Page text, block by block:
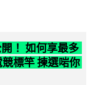
！ 如何享最多
標竿 揀選啱你